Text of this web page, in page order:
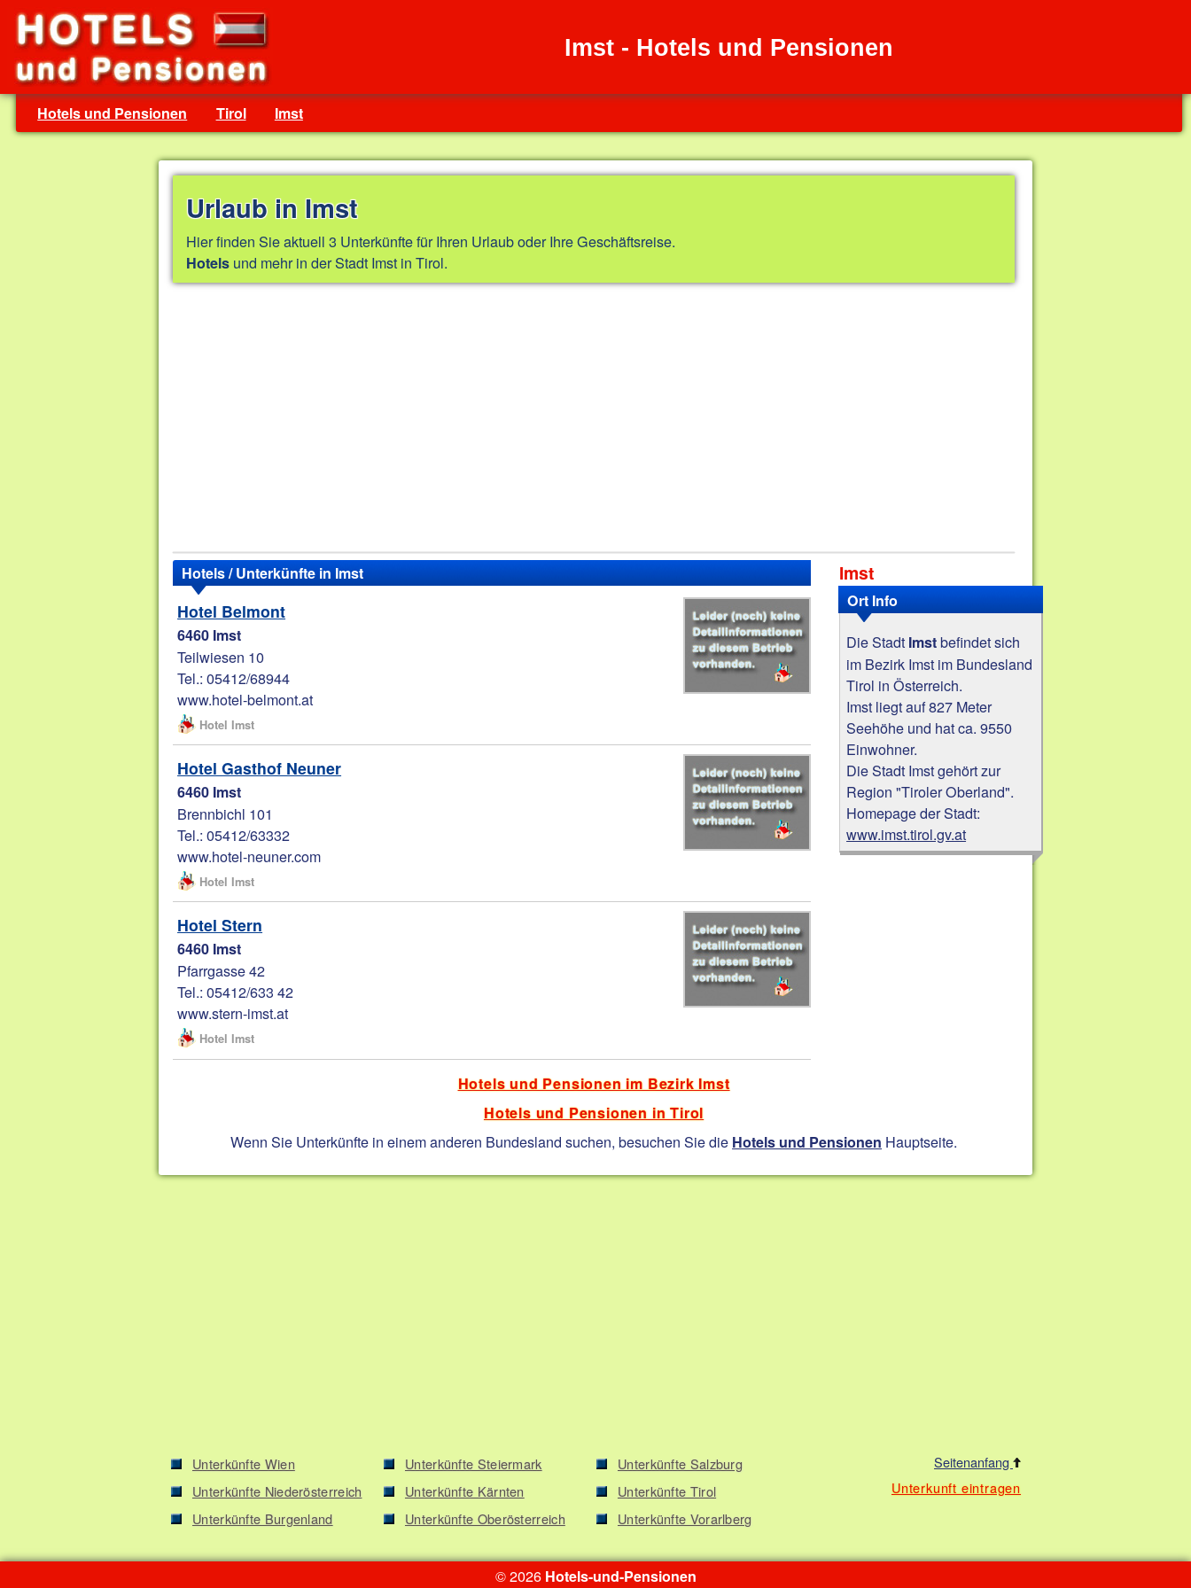
Imst - Hotels und Pensionen
Hotels und Pensionen Tirol Imst
Urlaub in Imst
Hier finden Sie aktuell 3 Unterkünfte für Ihren Urlaub oder Ihre Geschäftsreise.
Hotels und mehr in der Stadt Imst in Tirol.
Hotels / Unterkünfte in Imst
Hotel Belmont
6460 Imst
Teilwiesen 10
Tel.: 05412/68944
www.hotel-belmont.at
Hotel Imst
Hotel Gasthof Neuner
6460 Imst
Brennbichl 101
Tel.: 05412/63332
www.hotel-neuner.com
Hotel Imst
Hotel Stern
6460 Imst
Pfarrgasse 42
Tel.: 05412/633 42
www.stern-imst.at
Hotel Imst
Imst
Ort Info
Die Stadt Imstbefindet sich
im Bezirk Imst im Bundesland
Tirol in Österreich.
Imst liegt auf 827 Meter
Seehöhe und hat ca. 9550
Einwohner.
Die Stadt Imst gehört zur
Region "Tiroler Oberland".
Homepage der Stadt:
www.imst.tirol.gv.at
Hotels und Pensionen im Bezirk Imst
Hotels und Pensionen in Tirol
Wenn Sie Unterkünfte in einem anderen Bundesland suchen, besuchen Sie die Hotels und Pensionen Hauptseite.
Unterkünfte Wien
Unterkünfte Niederösterreich
Unterkünfte Burgenland
Unterkünfte Steiermark
Unterkünfte Kärnten
Unterkünfte Oberösterreich
Unterkünfte Salzburg
Unterkünfte Tirol
Unterkünfte Vorarlberg
Seitenanfang
Unterkunft eintragen
© 2026 Hotels-und-Pensionen